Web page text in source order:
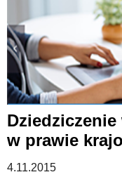
Dziedziczenie
w prawie
4.11.2015